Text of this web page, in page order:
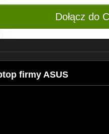
Dołącz do
firmy ASUS